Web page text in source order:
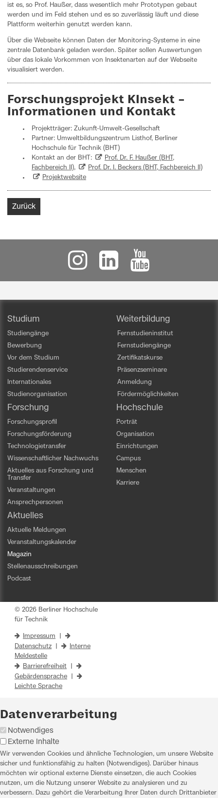
ist es, so Prof. Haußer, dass wesentlich mehr Prototypen gebaut
werden und im Feld stehen und es so zuverlässig läuft und diese
Plattform weiterhin genutzt werden kann.
Über die Webseite können Daten der Monitoring-Systeme in eine
zentrale Datenbank geladen werden. Später sollen Auswertungen
über das lokale Vorkommen von Insektenarten auf der Webseite
visualisiert werden.
Forschungsprojekt KInsekt –
Informationen und Kontakt
Projektträger: Zukunft-Umwelt-Gesellschaft
Partner: Umweltbildungszentrum Listhof, Berliner
Hochschule für Technik (BHT)
Kontakt an der BHT:
Prof. Dr. F. Haußer (BHT,
Fachbereich II),
Prof. Dr. I. Beckers (BHT, Fachbereich II)
Projektwebsite
Zurück
Studium
Studiengänge
Bewerbung
Vor dem Studium
Studierendenservice
Internationales
Studienorganisation
Weiterbildung
Fernstudieninstitut
Fernstudiengänge
Zertifikatskurse
Präsenzseminare
Anmeldung
Fördermöglichkeiten
Forschung
Forschungsprofil
Forschungsförderung
Technologietransfer
Wissenschaftlicher Nachwuchs
Aktuelles aus Forschung und
Transfer
Veranstaltungen
Ansprechpersonen
Hochschule
Porträt
Organisation
Einrichtungen
Campus
Menschen
Karriere
Aktuelles
Aktuelle Meldungen
Veranstaltungskalender
Magazin
Stellenausschreibungen
Podcast
© 2026 Berliner Hochschule
für Technik
Impressum
Datenschutz
Interne
Meldestelle
Barrierefreiheit
Gebärdensprache
Leichte Sprache
Datenverarbeitung
Notwendiges
Externe Inhalte
Wir verwenden Cookies und ähnliche Technologien, um unsere Website
sicher und funktionsfähig zu halten (Notwendiges). Darüber hinaus
möchten wir optional externe Dienste einsetzen, die auch Cookies
nutzen, um die Nutzung unserer Website zu analysieren und zu
verbessern. Dazu gehört die Verarbeitung Ihrer Daten durch Drittanbieter